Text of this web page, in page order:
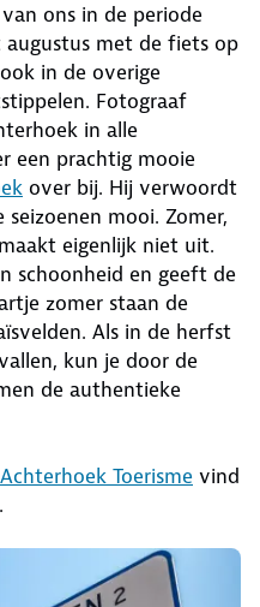
ons in de periode
met de fiets op
in de overige
Fotograaf
in alle
een prachtig mooie
over bij. Hij verwoordt
mooi. Zomer,
eigenlijk niet uit.
schoonheid en geeft de
zomer staan de
Als in de herfst
kun je door de
de authentieke
Toerisme vind